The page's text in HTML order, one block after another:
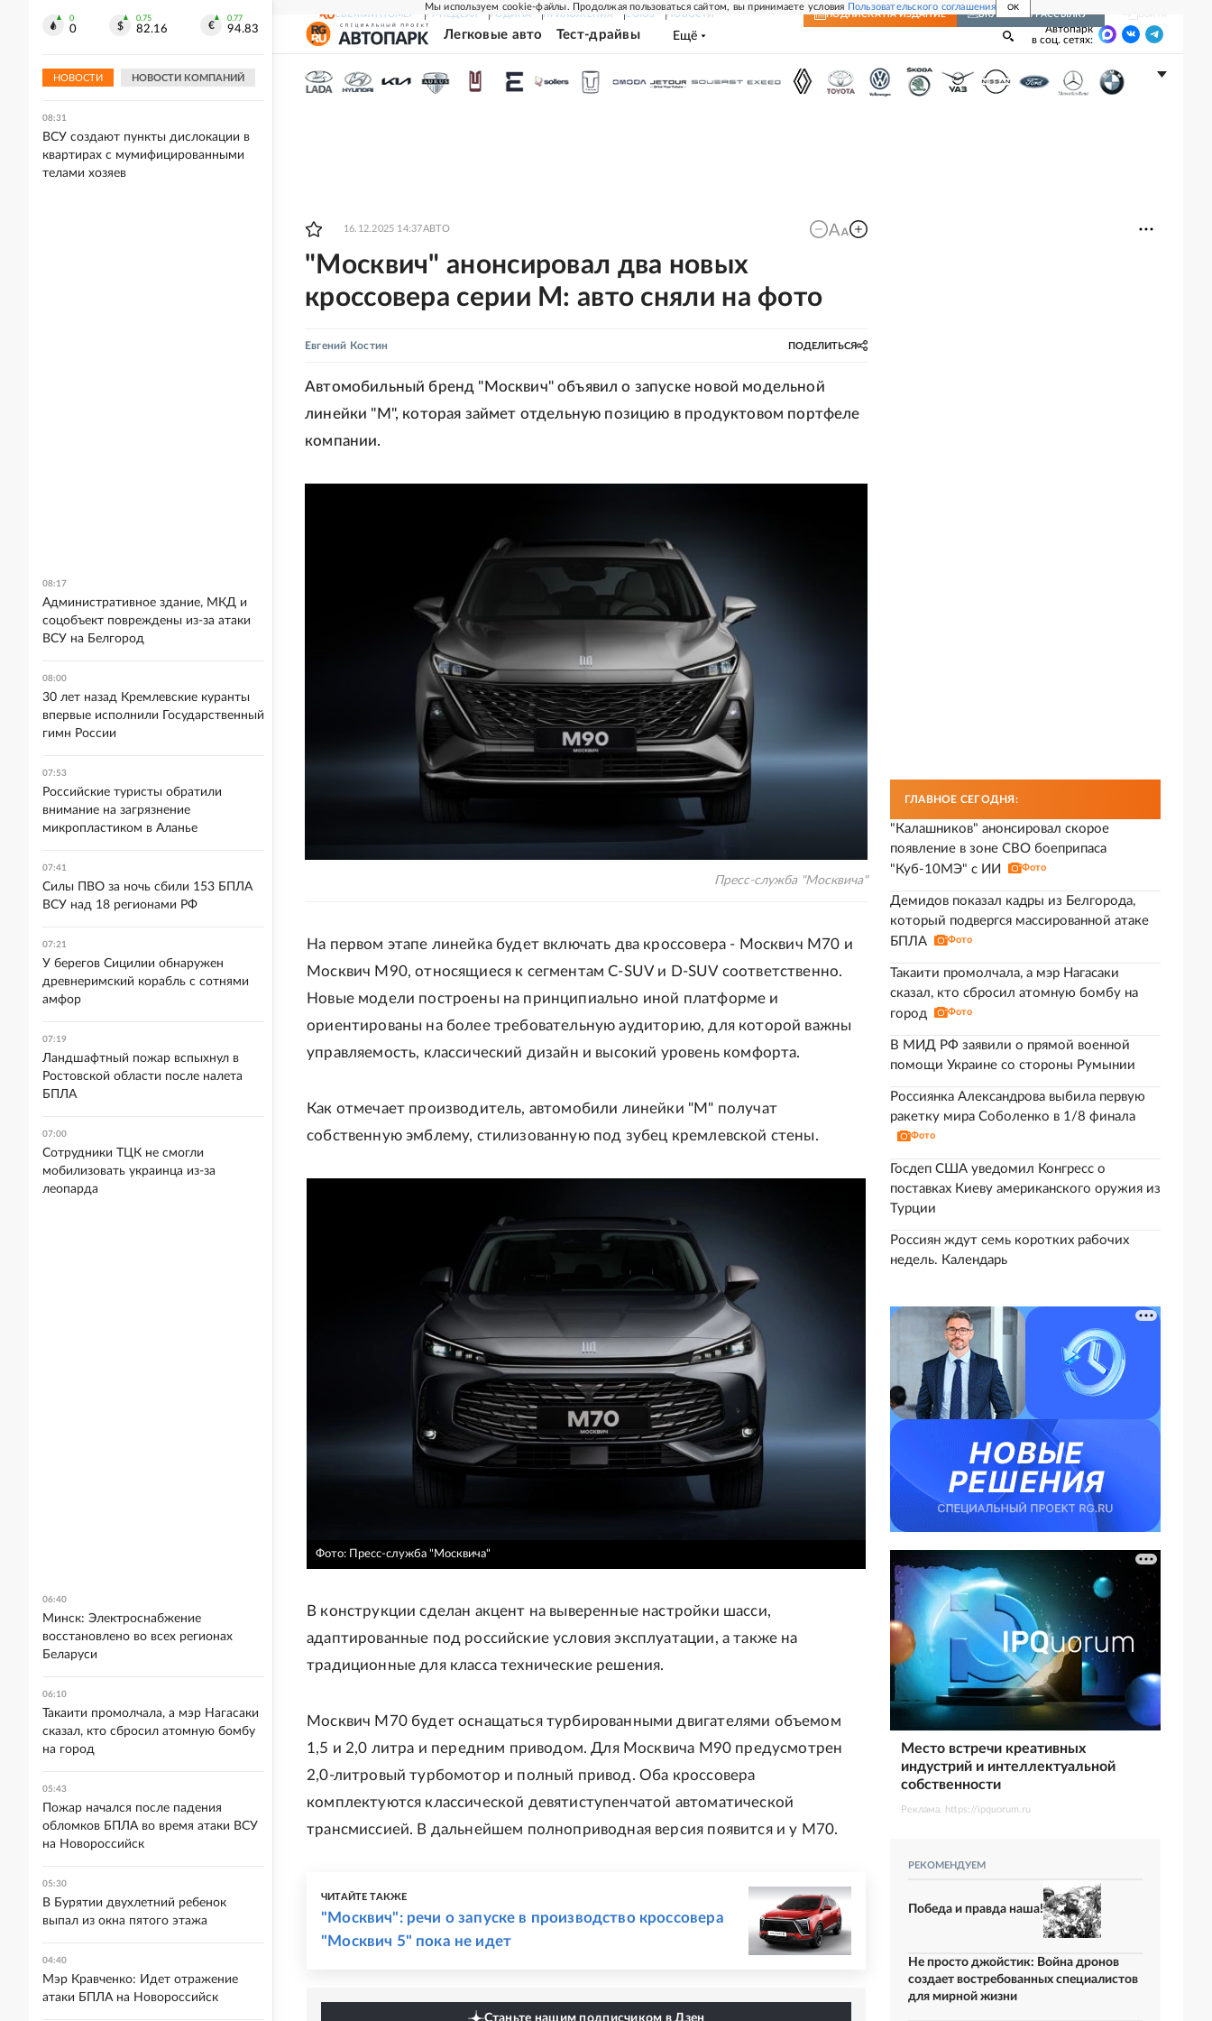
Мы используем cookie-файлы. Продолжая пользоваться сайтом, вы принимаете условия Пользовательского соглашения OK
СВЕЖИЙ НОМЕР РГ-НЕДЕЛЯ РОДИНА ПРИЛОЖЕНИЯ СОЮЗ НОВОСТИ ПОДПИСКА НА ИЗДАНИЕ ВКЛЮЧИТЬ РАССЫЛКУ
Легковые авто Тест-драйвы Ещё
Автопарк
в соц. сетях:
16.12.2025 14:37АВТО
"Москвич" анонсировал два новых
кроссовера серии М: авто сняли на фото
Евгений Костин ПОДЕЛИТЬСЯ
Автомобильный бренд "Москвич" объявил о запуске новой модельной
линейки "М", которая займет отдельную позицию в продуктовом портфеле
компании.
Пресс-служба "Москвича"
На первом этапе линейка будет включать два кроссовера - Москвич М70 и
Москвич М90, относящиеся к сегментам C-SUV и D-SUV соответственно.
Новые модели построены на принципиально иной платформе и
ориентированы на более требовательную аудиторию, для которой важны
управляемость, классический дизайн и высокий уровень комфорта.
Как отмечает производитель, автомобили линейки "М" получат
собственную эмблему, стилизованную под зубец кремлевской стены.
Фото: Пресс-служба "Москвича"
В конструкции сделан акцент на выверенные настройки шасси,
адаптированные под российские условия эксплуатации, а также на
традиционные для класса технические решения.
Москвич М70 будет оснащаться турбированными двигателями объемом
1,5 и 2,0 литра и передним приводом. Для Москвича М90 предусмотрен
2,0-литровый турбомотор и полный привод. Оба кроссовера
комплектуются классической девятиступенчатой автоматической
трансмиссией. В дальнейшем полноприводная версия появится и у М70.
ЧИТАЙТЕ ТАКЖЕ
"Москвич": речи о запуске в производство кроссовера
"Москвич 5" пока не идет
ГЛАВНОЕ СЕГОДНЯ:
"Калашников" анонсировал скорое
появление в зоне СВО боеприпаса
"Куб-10МЭ" с ИИ
Фото
Демидов показал кадры из Белгорода,
который подвергся массированной атаке
БПЛА
Фото
Такаити промолчала, а мэр Нагасаки
сказал, кто сбросил атомную бомбу на
город
Фото
В МИД РФ заявили о прямой военной
помощи Украине со стороны Румынии
Россиянка Александрова выбила первую
ракетку мира Соболенко в 1/8 финала
Фото
Госдеп США уведомил Конгресс о
поставках Киеву американского оружия из
Турции
Россиян ждут семь коротких рабочих
недель. Календарь
Место встречи креативных
индустрий и интеллектуальной
собственности
Реклама. https://ipquorum.ru
РЕКОМЕНДУЕМ
Победа и правда наша!
Не просто джойстик: Война дронов
создает востребованных специалистов
для мирной жизни
0
0
0.75
82.16
0.77
94.83
НОВОСТИ НОВОСТИ КОМПАНИЙ
Пострадали 13 человек, двое детей
Белгород
08:31
ВСУ создают пункты дислокации в
квартирах с мумифицированными
телами хозяев
08:17
Административное здание, МКД и
соцобъект повреждены из-за атаки
ВСУ на Белгород
08:00
30 лет назад Кремлевские куранты
впервые исполнили Государственный
гимн России
07:53
Российские туристы обратили
внимание на загрязнение
микропластиком в Аланье
07:41
Силы ПВО за ночь сбили 153 БПЛА
ВСУ над 18 регионами РФ
07:21
У берегов Сицилии обнаружен
древнеримский корабль с сотнями
амфор
07:19
Ландшафтный пожар вспыхнул в
Ростовской области после налета
БПЛА
07:00
Сотрудники ТЦК не смогли
мобилизовать украинца из-за
леопарда
06:40
Минск: Электроснабжение
восстановлено во всех регионах
Беларуси
06:10
Такаити промолчала, а мэр Нагасаки
сказал, кто сбросил атомную бомбу
на город
05:43
Пожар начался после падения
обломков БПЛА во время атаки ВСУ
на Новороссийск
05:30
В Бурятии двухлетний ребенок
выпал из окна пятого этажа
04:40
Мэр Кравченко: Идет отражение
атаки БПЛА на Новороссийск